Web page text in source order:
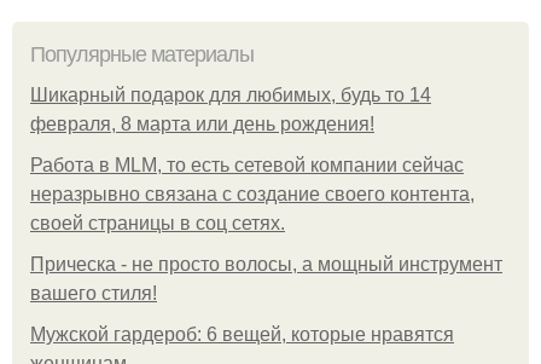
Популярные материалы
Шикарный подарок для любимых, будь то 14
февраля, 8 марта или день рождения!
Работа в MLM, то есть сетевой компании сейчас
неразрывно связана с создание своего контента,
своей страницы в соц сетях.
Прическа - не просто волосы, а мощный инструмент
вашего стиля!
Мужской гардероб: 6 вещей, которые нравятся